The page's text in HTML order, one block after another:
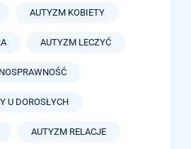
AUTYZM KOBIETY
AUTYZM LECZYĆ
U DOROSŁYCH
AUTYZM RELACJE